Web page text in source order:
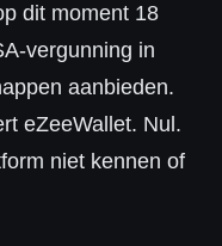
dit moment 18
vergunning in
aanbieden.
eZeeWallet. Nul.
niet kennen of